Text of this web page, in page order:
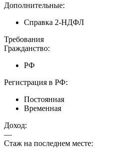
Дополнительные:
Справка 2-НДФЛ
Требования
Гражданство:
РФ
Регистрация в РФ:
Постоянная
Временная
Доход:
—
Стаж на последнем месте: